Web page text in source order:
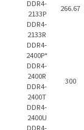
DDR4-
2133P
DDR4-
2133R
266.67
DDR4-
2400P*
DDR4-
2400R
DDR4-
2400T
DDR4-
2400U
300